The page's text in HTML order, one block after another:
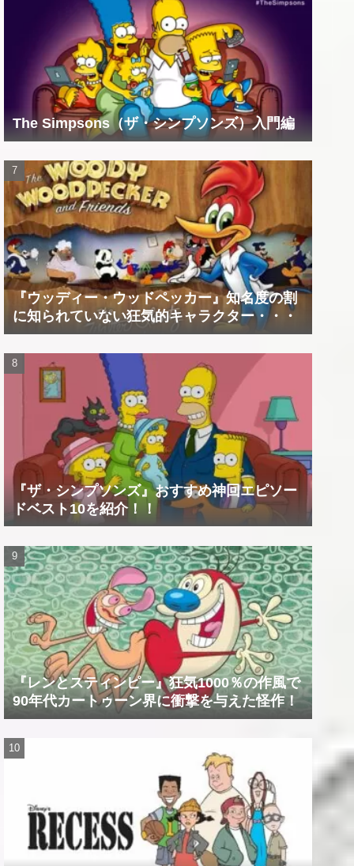
The Simpsons（ザ・シンプソンズ）入門編
『ウッディー・ウッドペッカー』知名度の割
に知られていない狂気的キャラクター・・・
『ザ・シンプソンズ』おすすめ神回エピソー
ドベスト10を紹介！！
『レンとスティンピー』狂気1000％の作風で
90年代カートゥーン界に衝撃を与えた怪作！